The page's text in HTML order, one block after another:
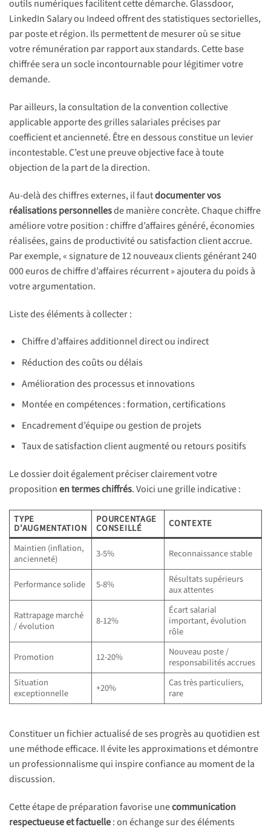
outils numériques facilitent cette démarche. Glassdoor,
LinkedIn Salary ou Indeed offrent des statistiques sectorielles,
par poste et région. Ils permettent de mesurer où se situe
votre rémunération par rapport aux standards. Cette base
chiffrée sera un socle incontournable pour légitimer votre
demande.
Par ailleurs, la consultation de la convention collective
applicable apporte des grilles salariales précises par
coefficient et ancienneté. Être en dessous constitue un levier
incontestable. C’est une preuve objective face à toute
objection de la part de la direction.
Au-delà des chiffres externes, il fautdocumenter vos
réalisations personnellesde manière concrète. Chaque chiffre
améliore votre position : chiffre d’affaires généré, économies
réalisées, gains de productivité ou satisfaction client accrue.
Par exemple, « signature de 12 nouveaux clients générant 240
000 euros de chiffre d’affaires récurrent » ajoutera du poids à
votre argumentation.
Liste des éléments à collecter :
Chiffre d’affaires additionnel direct ou indirect
Réduction des coûts ou délais
Amélioration des processus et innovations
Montée en compétences : formation, certifications
Encadrement d’équipe ou gestion de projets
Taux de satisfaction client augmenté ou retours positifs
Le dossier doit également préciser clairement votre
propositionen termes chiffrés. Voici une grille indicative :
TYPE
D’AUGMENTATION
POURCENTAGE
CONSEILLÉ
CONTEXTE
Maintien (inflation,
ancienneté)
3-5% Reconnaissance stable
Performance solide 5-8%
Résultats supérieurs
aux attentes
Rattrapage marché
/ évolution
8-12%
Écart salarial
important, évolution
rôle
Promotion
12-20%
Nouveau poste /
responsabilités accrues
Situation
exceptionnelle
+20%
Cas très particuliers,
rare
Constituer un fichier actualisé de ses progrès au quotidien est
une méthode efficace. Il évite les approximations et démontre
un professionnalisme qui inspire confiance au moment de la
discussion.
Cette étape de préparation favorise unecommunication
respectueuse et factuelle: on échange sur des éléments